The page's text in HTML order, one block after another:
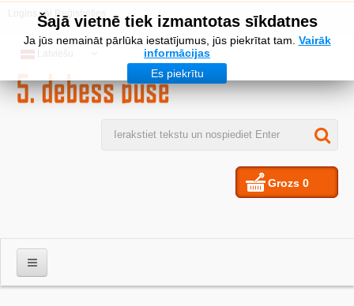
Šajā vietnē tiek izmantotas sīkdatnes
Ja jūs nemaināt pārlūka iestatījumus, jūs piekrītat tam. Vairāk
informācijas
Es piekrītu
vai Reģistrēties
Grozs 0